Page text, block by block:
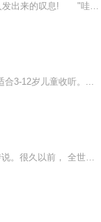
"小姐啊,你跳江寻死干什么啊,哎～,哎～哎～造化啊"听起来这个似乎是之前那个可怕的眼球主人发出来的叹息! "哇靠，谁要~呜呜~跳江寻死啊!呜呜,呜呜~救~呜呜~命~呜呜"...... "那我想要沉鱼落雁,闭月羞花的外貌" "没问题!" "那我还要富...
合3-12岁儿童收听。...
与黑暗X女王对战后，小伶本打算回到魔法世界。COCO管家却告知了她一个关于魔法世界的传说。很久以前， 全世界原本是一体。 也就是现在的天界，人间，以及位于中间的魔法世界。天界女神曾经守护着整个世界，她的身边有七个旋律精灵。然而，黑暗家族妄想让全...